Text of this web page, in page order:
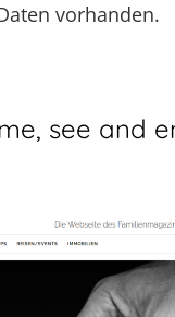
vorhanden.
see and